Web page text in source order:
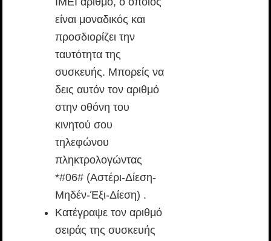
είναι μοναδικός και
προσδιορίζει την
ταυτότητα της
συσκευής. Μπορείς να
δεις αυτόν τον αριθμό
στην οθόνη του
κινητού σου
τηλεφώνου
πληκτρολογώντας
*#06# (Αστέρι-Δίεση-
Μηδέν-Έξι-Δίεση) .
Κατέγραψε τον αριθμό
σειράς της συσκευής